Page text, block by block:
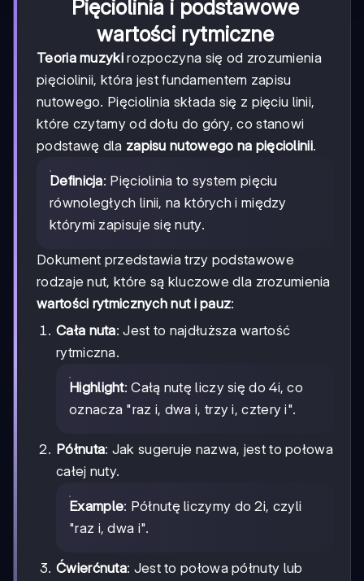
Pięciolinia i podstawowe
wartości rytmiczne
Teoria muzykirozpoczyna się od zrozumienia
pięciolinii, która jest fundamentem zapisu
nutowego. Pięciolinia składa się z pięciu linii,
które czytamy od dołu do góry, co stanowi
podstawę dla zapisu nutowego na pięciolinii.
Definicja: Pięciolinia to system pięciu
równoległych linii, na których i między
którymi zapisuje się nuty.
Dokument przedstawia trzy podstawowe
rodzaje nut, które są kluczowe dla zrozumienia
wartości rytmicznych nut i pauz:
Cała nuta: Jest to najdłuższa wartość
rytmiczna.
Highlight: Całą nutę liczy się do 4i, co
oznacza "raz i, dwa i, trzy i, cztery i".
Półnuta: Jak sugeruje nazwa, jest to połowa
całej nuty.
Example: Półnutę liczymy do 2i, czyli
"raz i, dwa i".
Ćwierćnuta: Jest to połowa półnuty lub